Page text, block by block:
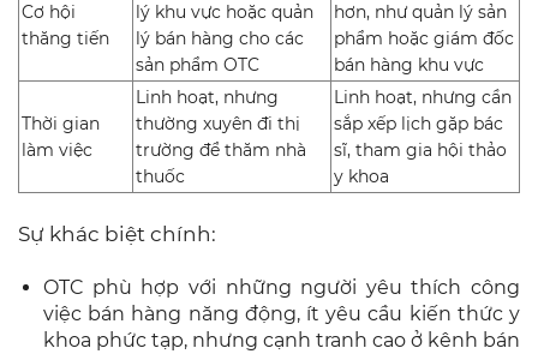
Cơ hội
thăng tiến
lý khu vực hoặc quản
lý bán hàng cho các
sản phẩm OTC
hơn, như quản lý sản
phẩm hoặc giám đốc
bán hàng khu vực
Thời gian
làm việc
Linh hoạt, nhưng
thường xuyên đi thị
trường để thăm nhà
thuốc
Linh hoạt, nhưng cần
sắp xếp lịch gặp bác
sĩ, tham gia hội thảo
y khoa
Sự khác biệt chính:
OTC phù hợp với những người yêu thích công
việc bán hàng năng động, ít yêu cầu kiến thức y
khoa phức tạp, nhưng cạnh tranh cao ở kênh bán